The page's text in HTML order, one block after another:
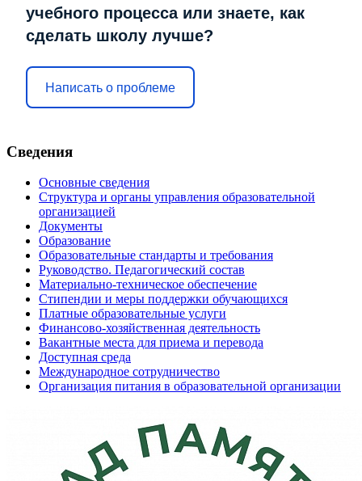
учебного процесса или знаете, как
сделать школу лучше?
Написать о проблеме
Сведения
Основные сведения
Структура и органы управления образовательной
организацией
Документы
Образование
Образовательные стандарты и требования
Руководство. Педагогический состав
Материально-техническое обеспечение
Стипендии и меры поддержки обучающихся
Платные образовательные услуги
Финансово-хозяйственная деятельность
Вакантные места для приема и перевода
Доступная среда
Международное сотрудничество
Организация питания в образовательной организации